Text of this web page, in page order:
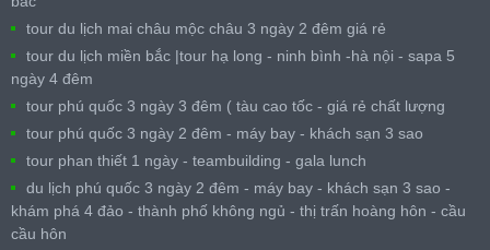
tour du lịch mai châu mộc châu 3 ngày 2 đêm giá rẻ
tour du lịch miền bắc |tour hạ long - ninh bình -hà nội - sapa 5
ngày 4 đêm
tour phú quốc 3 ngày 3 đêm ( tàu cao tốc - giá rẻ chất lượng
tour phú quốc 3 ngày 2 đêm - máy bay - khách sạn 3 sao
tour phan thiết 1 ngày - teambuilding - gala lunch
du lịch phú quốc 3 ngày 2 đêm - máy bay - khách sạn 3 sao -
khám phá 4 đảo - thành phố không ngủ - thị trấn hoàng hôn - cầu
cầu hôn